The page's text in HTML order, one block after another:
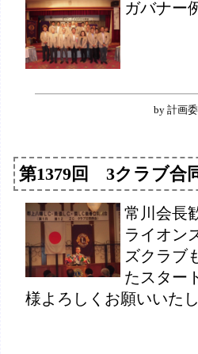
ガバナー
by 計画委
第1379回 3クラブ合
常川会長
ライオン
ズクラブ
たスター
様よろしくお願いいたし